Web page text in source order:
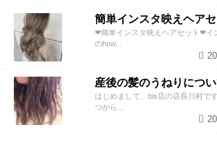
簡単インスタ映えヘアセ
❤︎簡単インスタ映えヘアセット❤︎イ
のhow...
はじめまして、bis店の店長川村で
つから...